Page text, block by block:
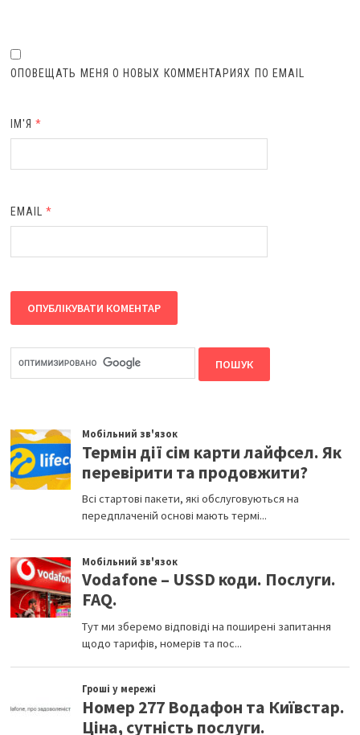
ОПОВЕЩАТЬ МЕНЯ О НОВЫХ КОММЕНТАРИЯХ ПО EMAIL
ІМ'Я*
EMAIL*